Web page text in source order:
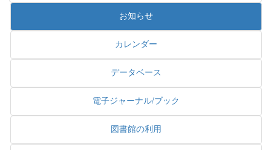
お知らせ
カレンダー
データベース
電子ジャーナル/ブック
図書館の利用